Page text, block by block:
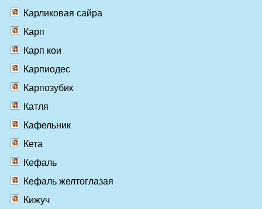
Карликовая сайра
Карп
Карп кои
Карпиодес
Карпозубик
Катля
Кафельник
Кета
Кефаль
Кефаль желтоглазая
Кижуч